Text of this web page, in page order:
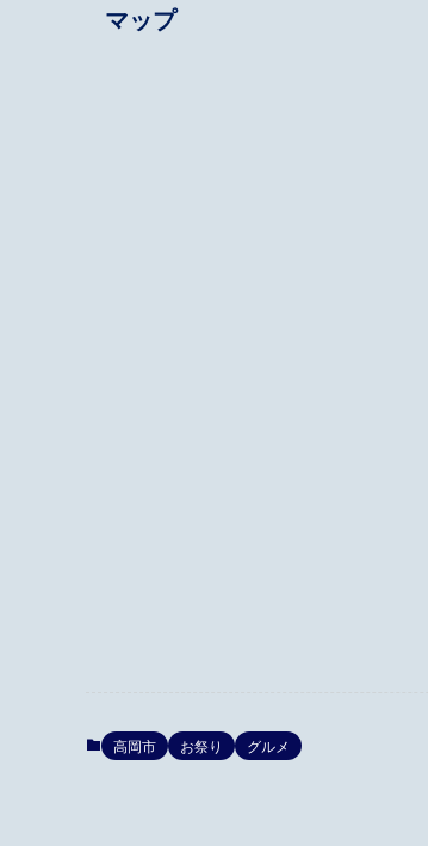
マップ
高岡市 お祭り グルメ